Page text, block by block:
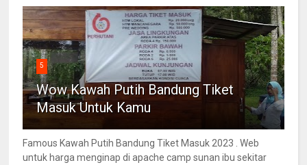
5
Wow Kawah Putih Bandung Tiket
Masuk Untuk Kamu
Famous Kawah Putih Bandung Tiket Masuk 2023 . Web
untuk harga menginap di apache camp sunan ibu sekitar